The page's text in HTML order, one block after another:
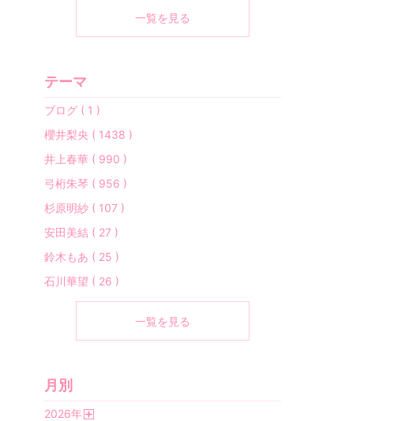
一覧を見る
テーマ
ブログ ( 1 )
櫻井梨央 ( 1438 )
井上春華 ( 990 )
弓桁朱琴 ( 956 )
杉原明紗 ( 107 )
安田美結 ( 27 )
鈴木もあ ( 25 )
石川華望 ( 26 )
一覧を見る
月別
2026年